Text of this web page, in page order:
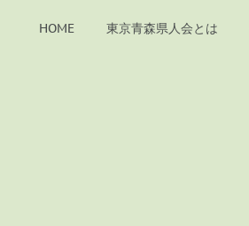
HOME 東京青森県人会とは